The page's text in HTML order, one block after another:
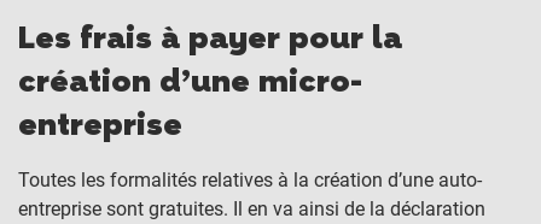
Les frais à payer pour la
création d’une micro-
entreprise
Toutes les formalités relatives à la création d’une auto-
entreprise sont gratuites. Il en va ainsi de la déclaration